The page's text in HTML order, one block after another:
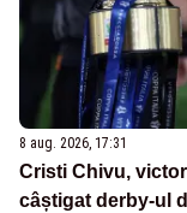
8 aug. 2026, 17:31
Cristi Chivu,
câștigat derby-ul